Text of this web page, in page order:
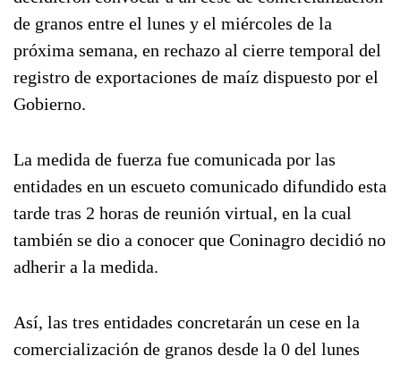
de granos entre el lunes y el miércoles de la
próxima semana, en rechazo al cierre temporal del
registro de exportaciones de maíz dispuesto por el
Gobierno.
La medida de fuerza fue comunicada por las
entidades en un escueto comunicado difundido esta
tarde tras 2 horas de reunión virtual, en la cual
también se dio a conocer que Coninagro decidió no
adherir a la medida.
Así, las tres entidades concretarán un cese en la
comercialización de granos desde la 0 del lunes